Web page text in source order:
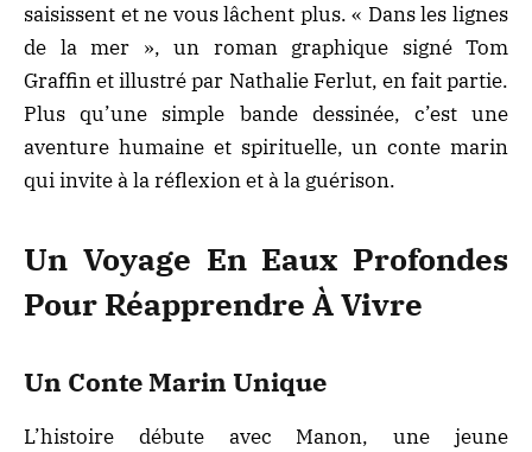
saisissent et ne vous lâchent plus. « Dans les lignes
de la mer », un roman graphique signé Tom
Graffin et illustré par Nathalie Ferlut, en fait partie.
Plus qu’une simple bande dessinée, c’est une
aventure humaine et spirituelle, un conte marin
qui invite à la réflexion et à la guérison.
Un Voyage En Eaux Profondes
Pour Réapprendre À Vivre
Un Conte Marin Unique
L’histoire débute avec Manon, une jeune